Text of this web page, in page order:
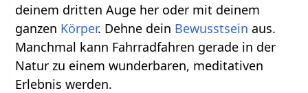
deinem dritten Auge her oder mit deinem
ganzen Körper. Dehne dein Bewusstsein aus.
Manchmal kann Fahrradfahren gerade in der
Natur zu einem wunderbaren, meditativen
Erlebnis werden.